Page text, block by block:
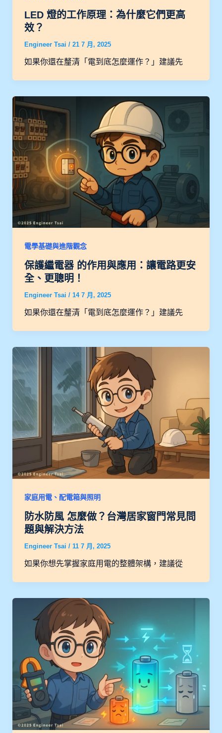
LED 燈的工作原理：為什麼它們更高
效？
Engineer Tsai / 21 7 月, 2025
如果你還在釐清「電到底怎麼運作？」建議先
電學基礎與進階觀念
保護繼電器 的作用與應用：讓電路更安
全、更聰明！
Engineer Tsai / 14 7 月, 2025
如果你還在釐清「電到底怎麼運作？」建議先
家庭用電、配電箱與照明
防水防風 怎麼做？台灣居家窗門常見問
題與解決方法
Engineer Tsai / 11 7 月, 2025
如果你想先掌握家庭用電的整體架構，建議從